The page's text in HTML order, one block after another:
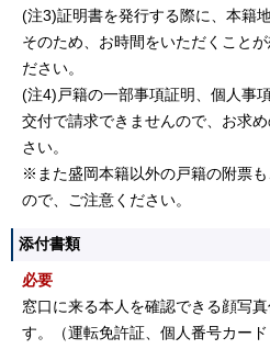
(注3)証明書を発行する際に、本籍
そのため、お時間をいただくこと
ださい。
(注4)戸籍の一部事項証明、個人事
交付で請求できませんので、お求
さい。
※また盛岡本籍以外の戸籍の附票
ので、ご注意ください。
添付書類
必要
窓口に来る本人を確認できる顔写
す。（運転免許証、個人番号カー